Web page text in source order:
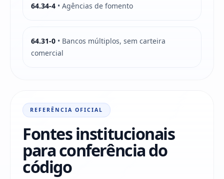
64.34-4 • Agências de fomento
64.31-0 • Bancos múltiplos, sem carteira
comercial
REFERÊNCIA OFICIAL
Fontes institucionais
para conferência do
código